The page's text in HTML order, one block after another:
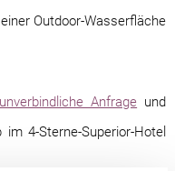
Outdoor-Wasserfläche
unverbindliche Anfrage und
4-Sterne-Superior-Hotel